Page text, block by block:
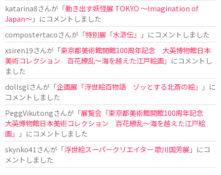
katarina8さんが「動き出す妖怪展 TOKYO 〜Imagination of
Japan〜」にコメントしました
compostertacoさんが「特別展「水滸伝」
」にコメントしました
xsiren19さんが「東京都美術館開館100周年記念 大英博物館日本
美術コレクション 百花繚乱～海を越えた江戸絵画」にコメントし
ました
dollsglさんが「企画展「浮世絵百物語 ゾッとする北斎の絵」
」に
コメントしました
PeggVikutongさんが「展覧会「東京都美術館開館100周年記念
大英博物館日本美術コレクション 百花繚乱〜海を越えた江戸絵
画」
」にコメントしました
skynko41 さんが「浮世絵スーパークリエイター 歌川国芳展 」にコ
メントしました